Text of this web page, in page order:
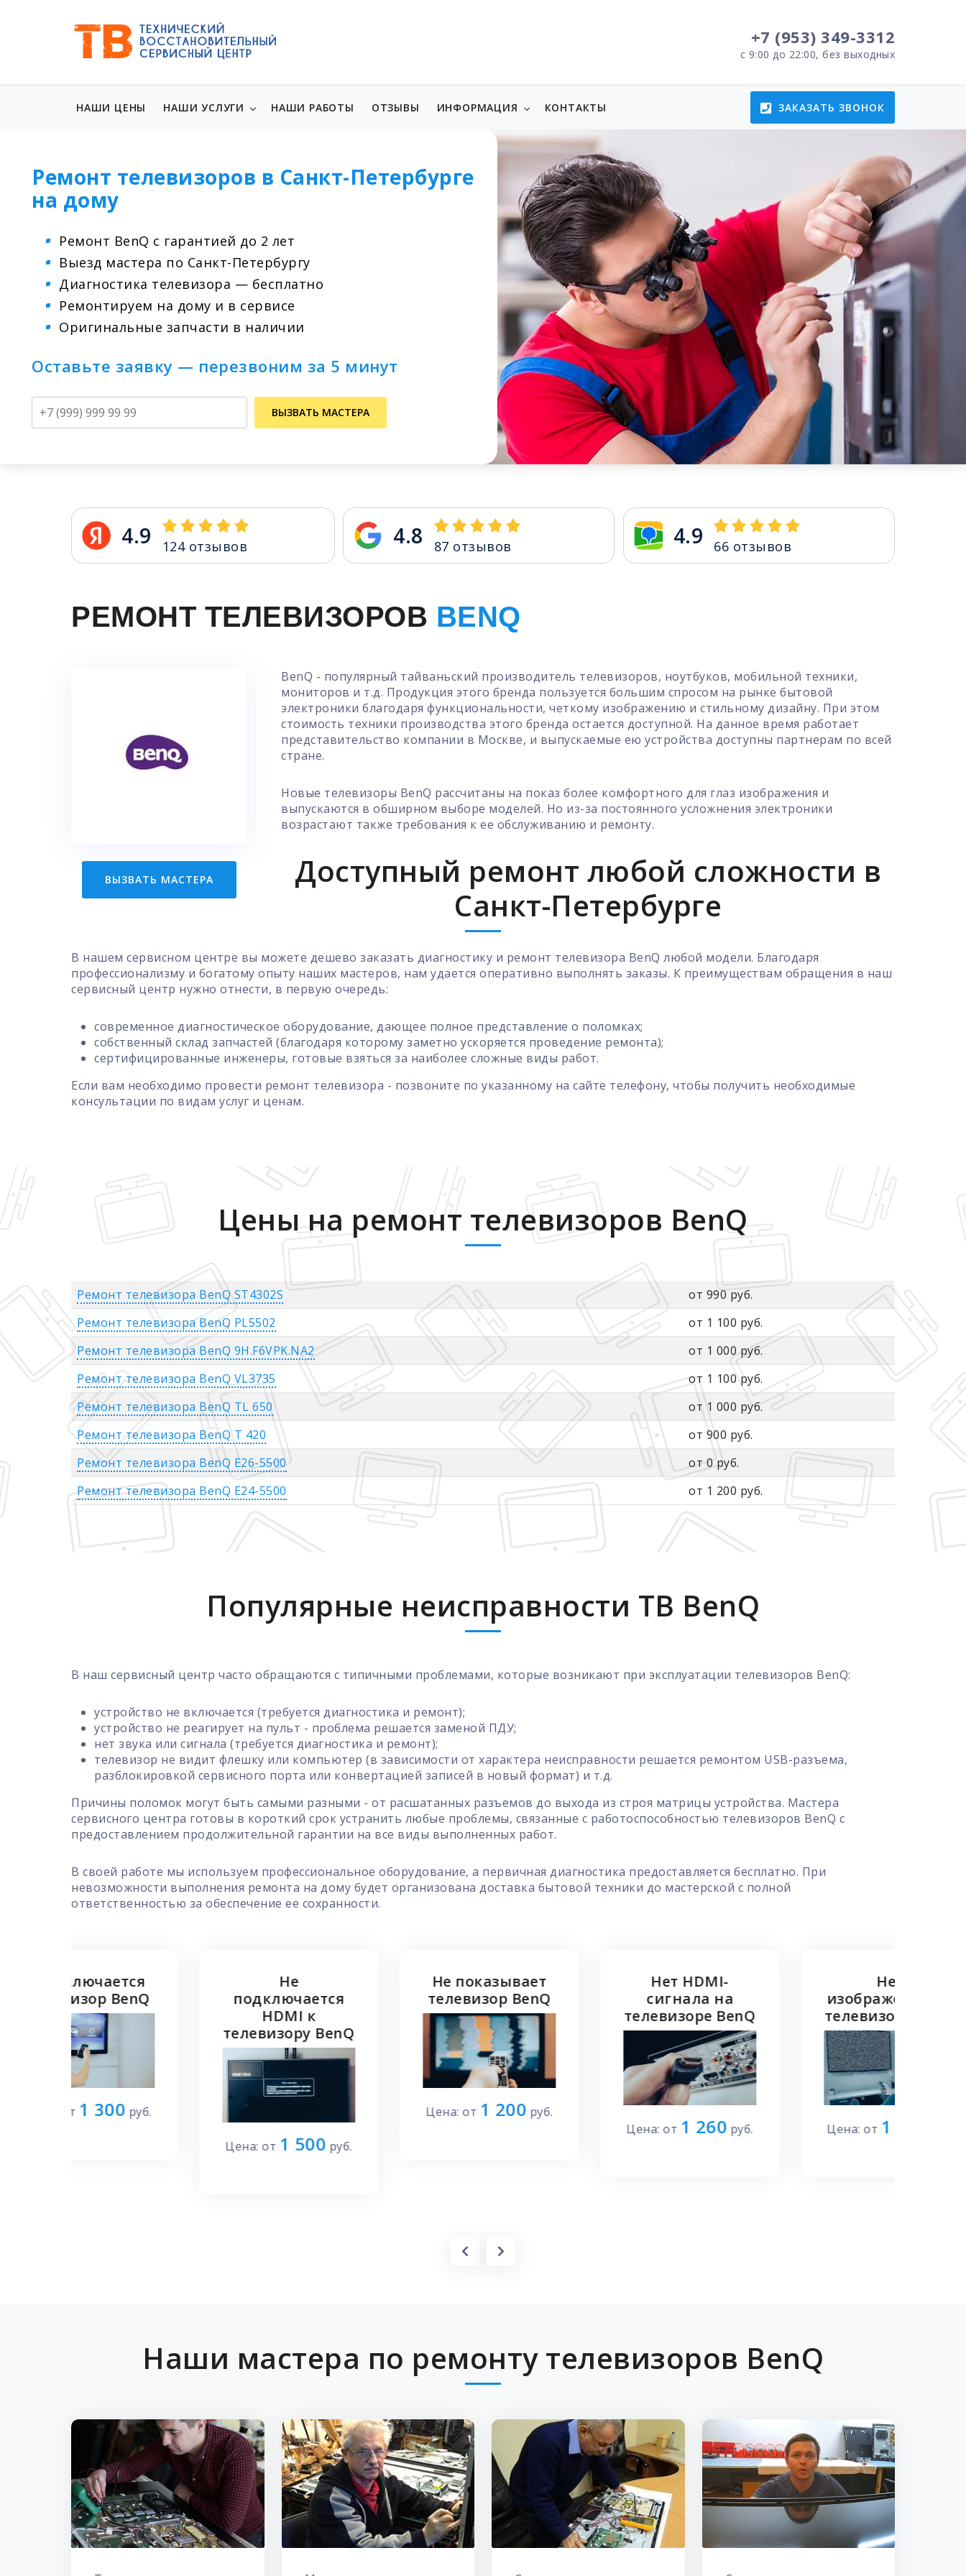
+7 (953) 349-3312
с 9:00 до 22:00, без выходных
НАШИ ЦЕНЫ НАШИ УСЛУГИ НАШИ РАБОТЫ ОТЗЫВЫ ИНФОРМАЦИЯ КОНТАКТЫ ЗАКАЗАТЬ ЗВОНОК
Ремонт телевизоров в Санкт-Петербурге
на дому
Ремонт BenQ с гарантией до 2 лет
Выезд мастера по Санкт-Петербургу
Диагностика телевизора — бесплатно
Ремонтируем на дому и в сервисе
Оригинальные запчасти в наличии
Оставьте заявку — перезвоним за 5 минут
ВЫЗВАТЬ МАСТЕРА
4.9 124отзывов 4.8 87 отзывов 4.9 66 отзывов
РЕМОНТ ТЕЛЕВИЗОРОВ BENQ
ВЫЗВАТЬ МАСТЕРА
BenQ - популярный тайваньский производитель телевизоров, ноутбуков, мобильной техники,
мониторов и т.д. Продукция этого бренда пользуется большим спросом на рынке бытовой
электроники благодаря функциональности, четкому изображению и стильному дизайну. При этом
стоимость техники производства этого бренда остается доступной. На данное время работает
представительство компании в Москве, и выпускаемые ею устройства доступны партнерам по всей
стране.
Новые телевизоры BenQ рассчитаны на показ более комфортного для глаз изображения и
выпускаются в обширном выборе моделей. Но из-за постоянного усложнения электроники
возрастают также требования к ее обслуживанию и ремонту.
Доступный ремонт любой сложности в
Санкт-Петербурге
В нашем сервисном центре вы можете дешево заказать диагностику и ремонт телевизора BenQ любой модели. Благодаря
профессионализму и богатому опыту наших мастеров, нам удается оперативно выполнять заказы. К преимуществам обращения в наш
сервисный центр нужно отнести, в первую очередь:
современное диагностическое оборудование, дающее полное представление о поломках;
собственный склад запчастей (благодаря которому заметно ускоряется проведение ремонта);
сертифицированные инженеры, готовые взяться за наиболее сложные виды работ.
Если вам необходимо провести ремонт телевизора - позвоните по указанному на сайте телефону, чтобы получить необходимые
консультации по видам услуг и ценам.
Цены на ремонт телевизоров BenQ
Ремонт телевизора BenQ ST4302S
от 990 руб.
Ремонт телевизора BenQ PL5502
от 1 100 руб.
Ремонт телевизора BenQ 9H.F6VPK.NA2
от 1 000 руб.
Ремонт телевизора BenQ VL3735
от 1 100 руб.
Ремонт телевизора BenQ TL 650
от 1 000 руб.
Ремонт телевизора BenQ T 420
от 900 руб.
Ремонт телевизора BenQ E26-5500
от 0 руб.
Ремонт телевизора BenQ E24-5500
от 1 200 руб.
Популярные неисправности ТВ BenQ
В наш сервисный центр часто обращаются с типичными проблемами, которые возникают при эксплуатации телевизоров BenQ:
устройство не включается (требуется диагностика и ремонт);
устройство не реагирует на пульт - проблема решается заменой ПДУ;
нет звука или сигнала (требуется диагностика и ремонт);
телевизор не видит флешку или компьютер (в зависимости от характера неисправности решается ремонтом USB-разъема,
разблокировкой сервисного порта или конвертацией записей в новый формат) и т.д.
Причины поломок могут быть самыми разными - от расшатанных разъемов до выхода из строя матрицы устройства. Мастера
сервисного центра готовы в короткий срок устранить любые проблемы, связанные с работоспособностью телевизоров BenQ с
предоставлением продолжительной гарантии на все виды выполненных работ.
В своей работе мы используем профессиональное оборудование, а первичная диагностика предоставляется бесплатно. При
невозможности выполнения ремонта на дому будет организована доставка бытовой техники до мастерской с полной
ответственностью за обеспечение ее сохранности.
подключается
телевизору BenQ
руб.
Не показывает
телевизор BenQ
руб.
Нет HDMI-
сигнала на
телевизоре BenQ
руб.
изображения на
телевизоре BenQ
Цена: от руб.
Наши мастера по ремонту телевизоров BenQ